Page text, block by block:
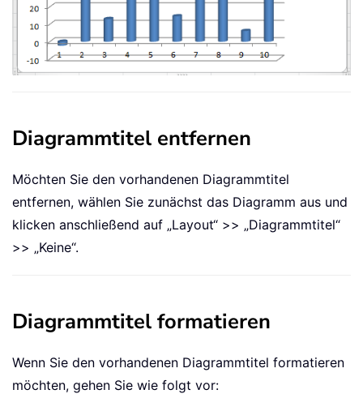
Diagrammtitel entfernen
Möchten Sie den vorhandenen Diagrammtitel
entfernen, wählen Sie zunächst das Diagramm aus und
klicken anschließend auf „Layout“ >> „Diagrammtitel“
>> „Keine“.
Diagrammtitel formatieren
Wenn Sie den vorhandenen Diagrammtitel formatieren
möchten, gehen Sie wie folgt vor: